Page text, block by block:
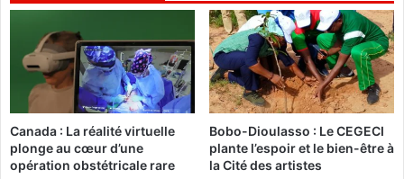
c
œ
u
r
n
v
i
r
Canada : La réalité virtuelle
plonge au cœur d’une
opération obstétricale rare
Bobo-Dioulasso : Le CEGECI
plante l’espoir et le bien-être à
la Cité des artistes